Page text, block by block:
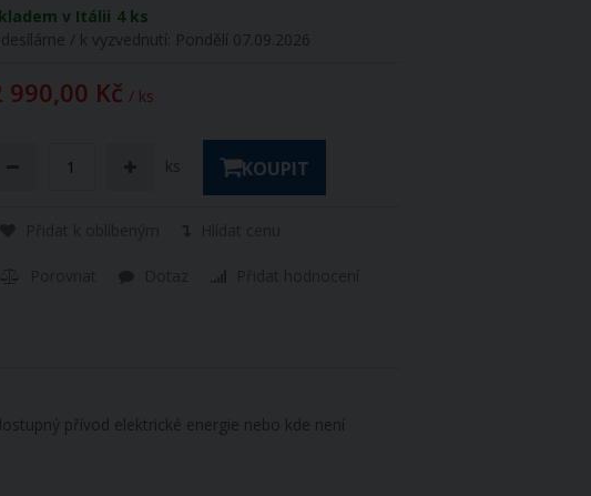
v Itálii 4 ks
/ k vyzvednutí: Pondělí 07.09.2026
990,00 Kč / ks
ks KOUPIT
přívod elektrické energie nebo kde není